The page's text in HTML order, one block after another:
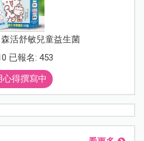
森活舒敏兒童益生菌
已報名: 453
心得撰寫中